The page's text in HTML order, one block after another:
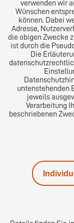
Das europäische
verwenden wir
Wünschen
können. Dabei
Adresse,
die obigen Zwecke
ist durch die
Die
untenstehenden
jeweils
Verarbeitung
beschriebenen